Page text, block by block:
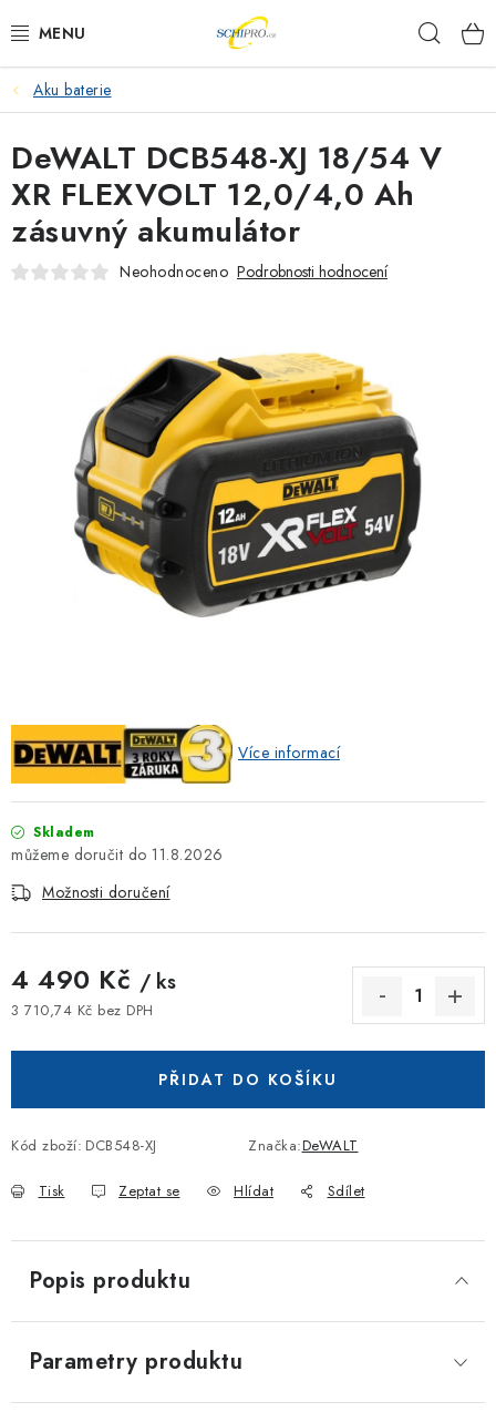
na
AKU NÁŘADÍ
ELEKTRICKÉ NÁŘADÍ
PŘÍSLUŠENSTVÍ
MĚŘÍCÍ TECHNIKA
ZAHRADNÍ TECHNIKA
PRACOVNÍ STOLY
ZNAČKOVACÍ SPREJE
Jak nakupovat
Obchodní podmínky
Podmínky ochrany osobních údajů
Reklamace
Aku baterie
Více informací
Skladem
11.8.2026
Možnosti doručení
4 490 Kč / ks
3 710,74 Kč bez DPH
PŘIDAT DO KOŠÍKU
Kód zboží: DCB548-XJ Značka:DeWALT
Tisk Zeptat se Hlídat Sdílet
DeWALT DCB548-XJ 18/54 V
XR FLEXVOLT 12,0/4,0 Ah
zásuvný akumulátor
Neohodnoceno Podrobnosti hodnocení
Popis produktu
Parametry produktu